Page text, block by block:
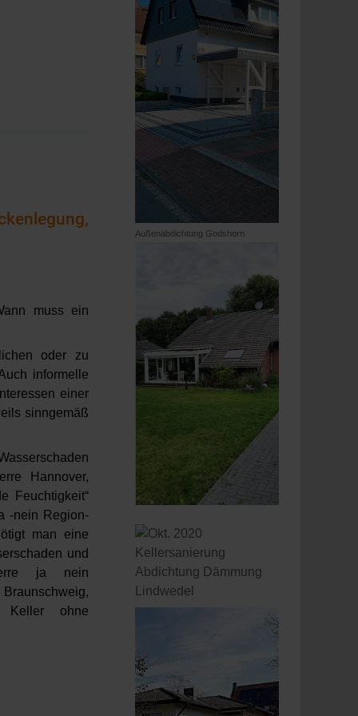
muss ein
oder zu
informelle
einer
sinngemäß
Hannover,
Feuchtigkeit“
-nein Region-
man eine
und
ja nein
Keller ohne
Außenabdichtung Godshorn